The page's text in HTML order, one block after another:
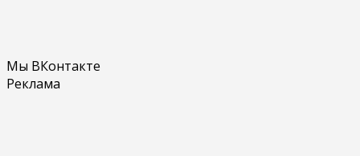
Мы ВКонтакте
Реклама